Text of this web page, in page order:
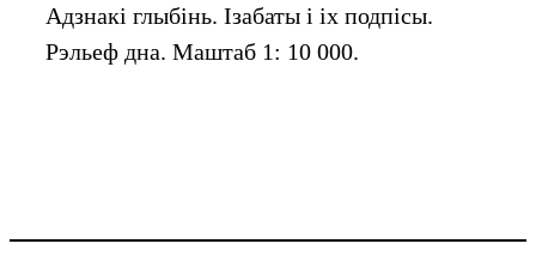
Адзнакі глыбінь. Ізабаты і іх подпісы.
Рэльеф дна. Маштаб 1: 10 000.